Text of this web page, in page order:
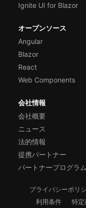
Ignite UI for Blazor
オープンソース
Angular
Blazor
React
Web Components
会社情報
会社概要
ニュース
法的情報
提携パートナー
パートナープログラ
プライバシーポリ
利用条件
特定